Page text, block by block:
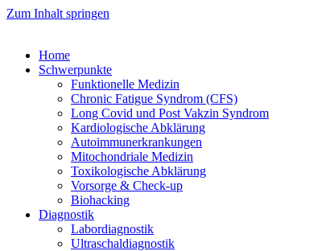
Zum Inhalt springen
Home
Schwer­punk­te
Funk­tio­nel­le Medizin
Chro­nic Fati­gue Syn­drom (CFS)
Long Covid und Post Vak­zin Syndrom
Kar­dio­lo­gi­sche Abklärung
Auto­im­mun­erkran­kun­gen
Mito­chon­dria­le Medizin
Toxi­ko­lo­gi­sche Abklärung
Vor­sor­ge & Check-up
Bio­hack­ing
Dia­gnos­tik
Labor­dia­gnos­tik
Ultra­schal­dia­gnos­tik